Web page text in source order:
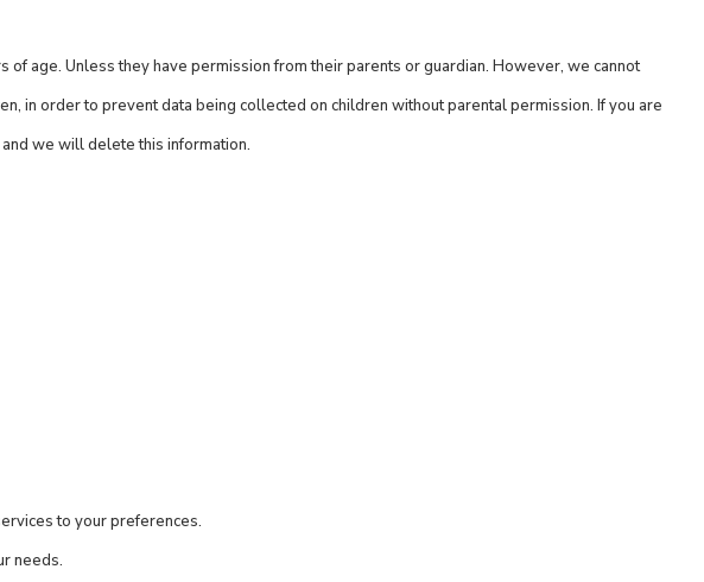
age. Unless they have permission from their parents or guardian. However, we cannot
in order to prevent data being collected on children without parental permission. If you are
and we will delete this information.
to your preferences.
needs.